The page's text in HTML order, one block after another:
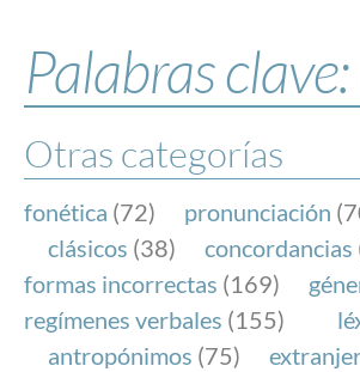
ESPECIALES
BLOG
NOTICIAS
SOBRE LA FUNDÉURAE
FundéuRAE es una fundación
y la Real Academia Española,
el buen uso del español en los
Internet.
Palabras clave:
Otras categorías
fonética (72) pronunciación
clásicos (38) concordancias
formas incorrectas (169)
regímenes verbales (155)
antropónimos (75)